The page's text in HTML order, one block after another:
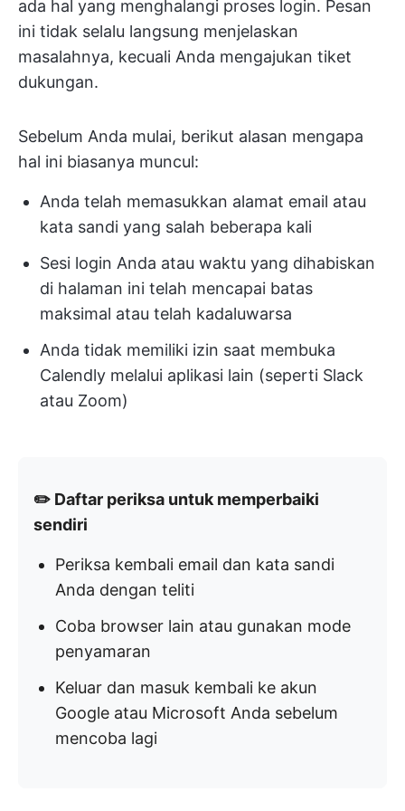
ada hal yang menghalangi proses login. Pesan
ini tidak selalu langsung menjelaskan
masalahnya, kecuali Anda mengajukan tiket
dukungan.
Sebelum Anda mulai, berikut alasan mengapa
hal ini biasanya muncul:
Anda telah memasukkan alamat email atau
kata sandi yang salah beberapa kali
Sesi login Anda atau waktu yang dihabiskan
di halaman ini telah mencapai batas
maksimal atau telah kadaluwarsa
Anda tidak memiliki izin saat membuka
Calendly melalui aplikasi lain (seperti Slack
atau Zoom)
✏️ Daftar periksa untuk memperbaiki
sendiri
Periksa kembali email dan kata sandi
Anda dengan teliti
Coba browser lain atau gunakan mode
penyamaran
Keluar dan masuk kembali ke akun
Google atau Microsoft Anda sebelum
mencoba lagi